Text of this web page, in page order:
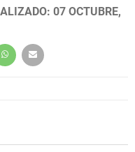
07 OCTUBRE,